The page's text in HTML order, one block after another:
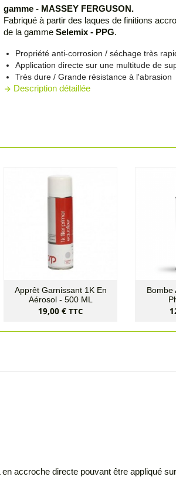
gamme - MASSEY FERGUSON.
Fabriqué à partir des laques de finitions
de la gammeSelemix - PPG.
Propriété anti-corrosion / séchage très
Application directe sur une multitude de
Très dure / Grande résistance à l'abrasion
arrow_forward Description détaillée
Apprêt Garnissant 1K En
Aérosol - 500 ML
Prix
19,00 € TTC
Bombe
accroche directe pouvant être appliqué